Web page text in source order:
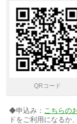
QRコード
◆申込み： こちらの
ドをご利用になるか